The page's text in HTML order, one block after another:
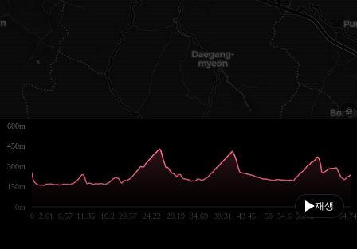
재생
0 2.61 6.57 11.35 16.2 20.57 24.22 29.19 34.69 38.31 43.45 50 54.6 58.48 64.74
0m
150m
300m
450m
600m